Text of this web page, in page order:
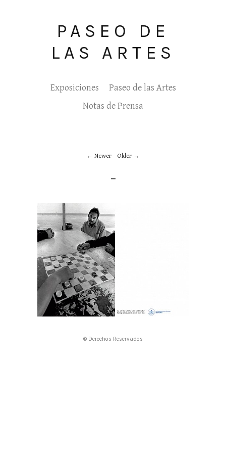
PASEO DE
LAS ARTES
Exposiciones
Paseo de las Artes
Notas de Prensa
Newer Older
_
© Derechos Reservados